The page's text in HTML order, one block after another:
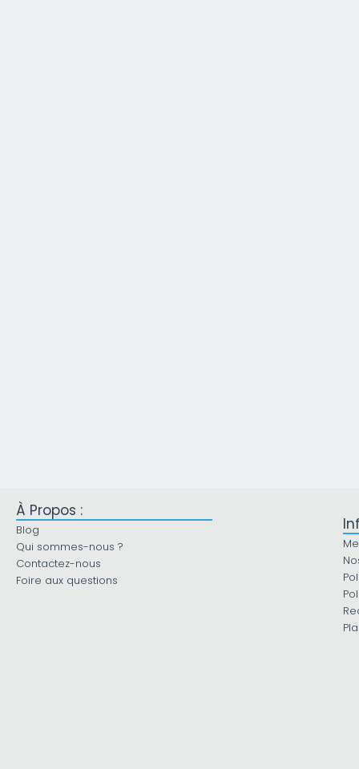
À Propos :
Blog
Qui sommes-nous ?
Contactez-nous
Foire aux questions